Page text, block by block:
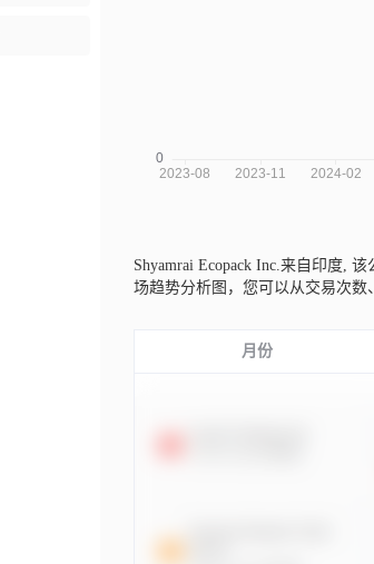
Shyamrai Ecopack Inc.来自印度, 该
场趋势分析图，您可以从交易次数
月份